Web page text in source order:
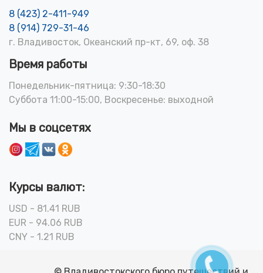
8 (423) 2-411-949
8 (914) 729-31-46
г. Владивосток, Океанский пр-кт, 69, оф. 38
Время работы
Понедельник-пятница: 9:30-18:30
Суббота 11:00-15:00, Воскресенье: выходной
Мы в соцсетях
Курсы валют:
USD - 81.41 RUB
EUR - 94.06 RUB
CNY - 1.21 RUB